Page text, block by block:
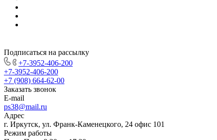
Подписаться на рассылку
+7-3952-406-200
+7-3952-406-200
+7 (908) 664-62-00
Заказать звонок
E-mail
ps38@mail.ru
Адрес
г. Иркутск, ул. Франк-Каменецкого, 24 офис 101
Режим работы